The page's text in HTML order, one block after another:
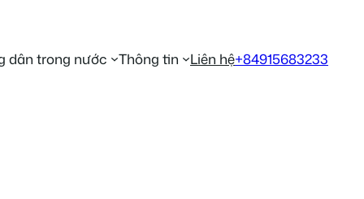
dân trong nước Thông tin Liên hệ+84915683233